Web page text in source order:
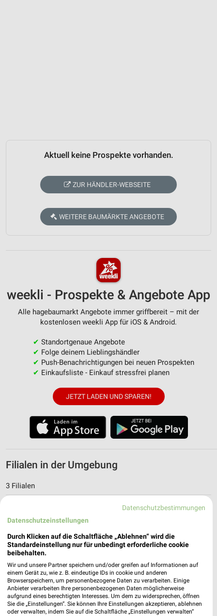
Aktuell keine Prospekte vorhanden.
ZUR HÄNDLER-WEBSEITE
WEITERE BAUMÄRKTE ANGEBOTE
weekli - Prospekte & Angebote App
Alle hagebaumarkt Angebote immer griffbereit – mit der
kostenlosen weekli App für iOS & Android.
✔ Standortgenaue Angebote
✔ Folge deinem Lieblingshändler
✔ Push-Benachrichtigungen bei neuen Prospekten
✔ Einkaufsliste - Einkauf stressfrei planen
JETZT LADEN UND SPAREN!
Filialen in der Umgebung
3 Filialen
hagebaumarkt Bad Zwischenahn
Edewechter Strasse 4
Heute 08:30 - 20:00 Uhr | Geöffnet
10,88 km
hagebaumarkt Varel
Panzerstr. 3
26316 Varel
Datenschutzbestimmungen
Datenschutzeinstellungen
Durch Klicken auf die Schaltfläche „Ablehnen“ wird die
Standardeinstellung nur für unbedingt erforderliche cookie
beibehalten.
Wir und unsere Partner speichern und/oder greifen auf Informationen auf
einem Gerät zu, wie z. B. eindeutige IDs in cookie und anderen
Browserspeichern, um personenbezogene Daten zu verarbeiten. Einige
Anbieter verarbeiten Ihre personenbezogenen Daten möglicherweise
aufgrund eines berechtigten Interesses. Um dem zu widersprechen, öffnen
Sie die „Einstellungen“. Sie können Ihre Einstellungen akzeptieren, ablehnen
oder verwalten, indem Sie auf die Schaltfläche „Einstellungen verwalten“